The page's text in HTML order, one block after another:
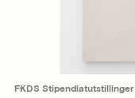
FKDS Stipendiatutstillinger